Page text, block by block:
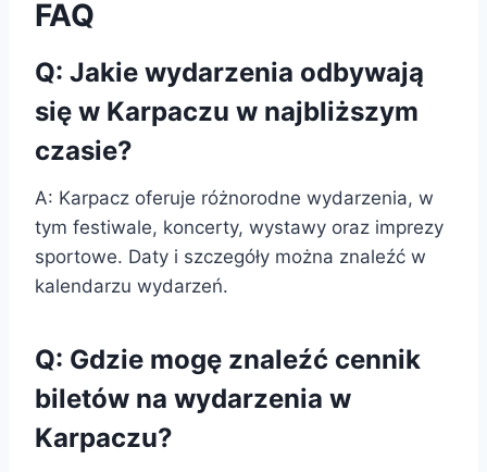
FAQ
Q: Jakie wydarzenia odbywają
się w Karpaczu w najbliższym
czasie?
A: Karpacz oferuje różnorodne wydarzenia, w
tym festiwale, koncerty, wystawy oraz imprezy
sportowe. Daty i szczegóły można znaleźć w
kalendarzu wydarzeń.
Q: Gdzie mogę znaleźć cennik
biletów na wydarzenia w
Karpaczu?